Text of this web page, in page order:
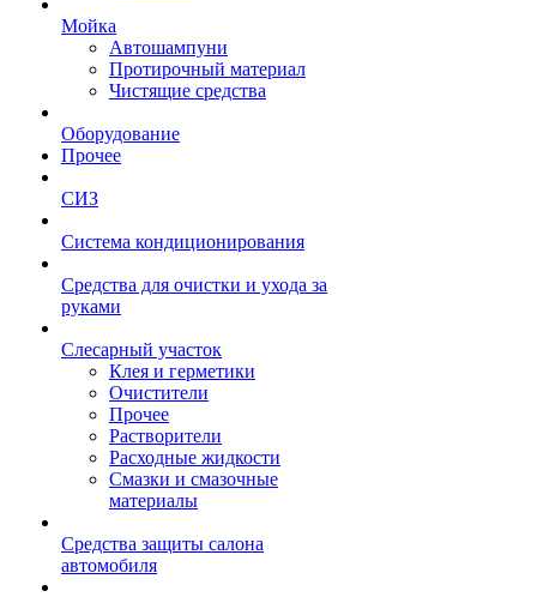
Мойка
Автошампуни
Протирочный материал
Чистящие средства
Оборудование
Прочее
СИЗ
Система кондиционирования
Средства для очистки и ухода за
руками
Слесарный участок
Клея и герметики
Очистители
Прочее
Растворители
Расходные жидкости
Смазки и смазочные
материалы
Средства защиты салона
автомобиля